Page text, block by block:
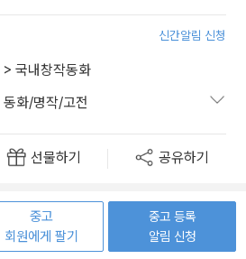
신간알림 신청
> 국내창작동화
동화/명작/고전
선물하기 공유하기
중고
회원에게 팔기
중고 등록
알림 신청